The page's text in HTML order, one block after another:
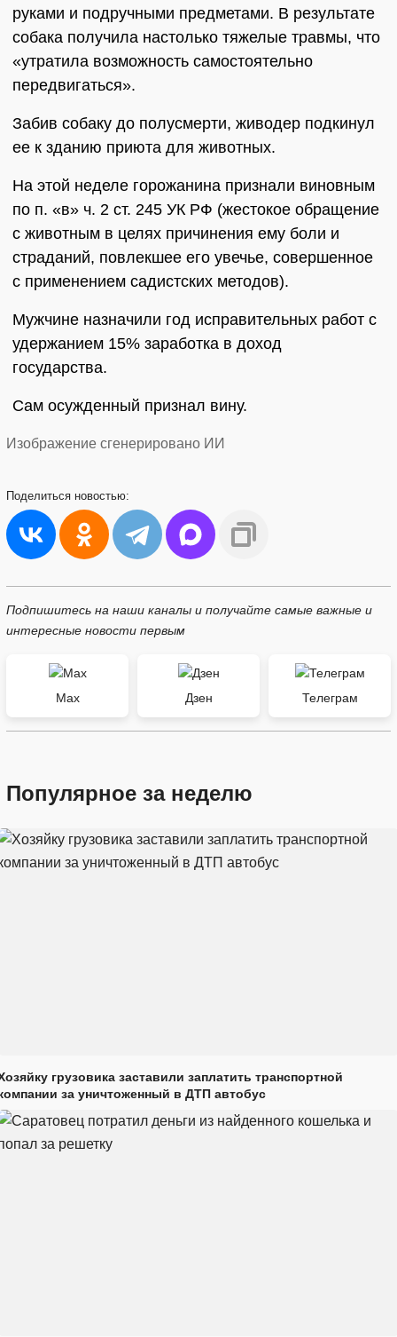
руками и подручными предметами. В результате
собака получила настолько тяжелые травмы, что
«утратила возможность самостоятельно
передвигаться».
Забив собаку до полусмерти, живодер подкинул
ее к зданию приюта для животных.
На этой неделе горожанина признали виновным
по п. «в» ч. 2 ст. 245 УК РФ (жестокое обращение
с животным в целях причинения ему боли и
страданий, повлекшее его увечье, совершенное
с применением садистских методов).
Мужчине назначили год исправительных работ с
удержанием 15% заработка в доход
государства.
Сам осужденный признал вину.
Изображение сгенерировано ИИ
Поделиться новостью:
Подпишитесь на наши каналы и получайте самые важные и
интересные новости первым
Max Дзен Телеграм
Популярное за неделю
грузовика заставили заплатить транспортной
за уничтоженный в ДТП автобус